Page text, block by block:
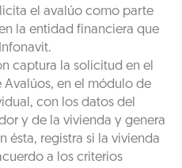
el avalúo como parte
la entidad financiera que
captura la solicitud en el
Avalúos, en el módulo de
con los datos del
y de la vivienda y genera
ésta, registra si la vivienda
a los criterios